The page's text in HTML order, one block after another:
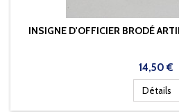
INSIGNE D'OFFICIER BRODÉ
Prix
14,50 €
Détails